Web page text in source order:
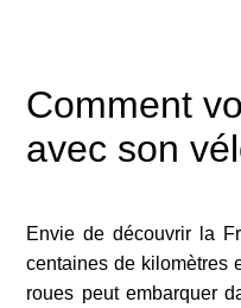
Comment
avec son
Envie de découvrir la
centaines de kilomètres
roues peut embarquer